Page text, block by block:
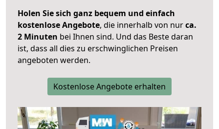
Holen Sie sich ganz bequem und einfach
kostenlose Angebote, die innerhalb von nurca.
2 Minuten bei Ihnen sind. Und das Beste daran
ist, dass all dies zu erschwinglichen Preisen
angeboten werden.
Kostenlose Angebote erhalten